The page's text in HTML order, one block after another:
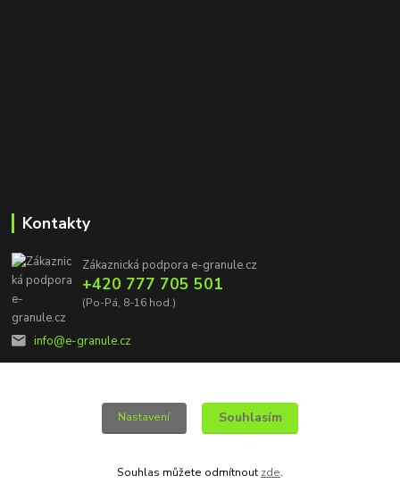
Kontakty
Zákaznická podpora e-granule.cz
+420 777 705 501
(Po-Pá, 8-16 hod.)
info@e-granule.cz
© 2022 e-granule.cz *** Všechna práva vyhrazena
Nastavení Souhlasím
Souhlas můžete odmítnout zde.